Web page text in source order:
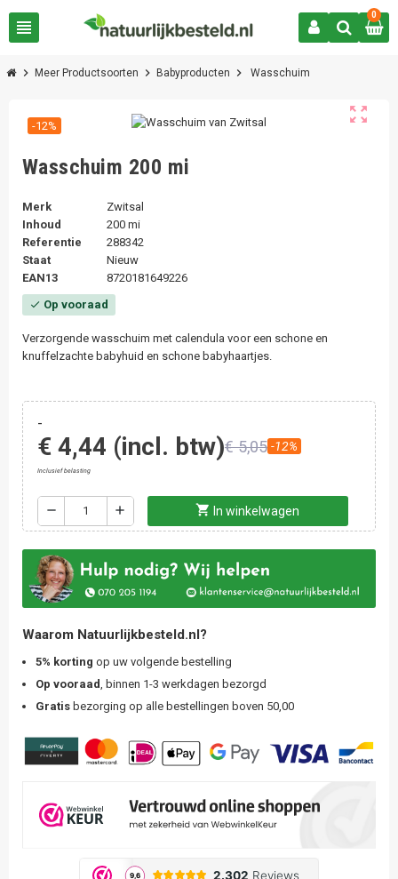
view_headline
0
chevron_right Meer Productsoorten chevron_right Babyproducten chevron_right Wasschuim
zoom_out_map
-12%
Wasschuim 200 mi
Merk
Zwitsal
Inhoud
200 mi
Referentie
288342
Staat
Nieuw
EAN13
8720181649226
check Op vooraad
Verzorgende wasschuim met calendula voor een schone en
knuffelzachte babyhuid en schone babyhaartjes.
-
€ 4,44 (incl. btw)€ 5,05 -12%
Inclusief belasting
remove add shopping_cart In winkelwagen
Waarom Natuurlijkbesteld.nl?
5% korting op uw volgende bestelling
Op vooraad
, binnen 1-3 werkdagen bezorgd
Gratis bezorging op alle bestellingen boven 50,00